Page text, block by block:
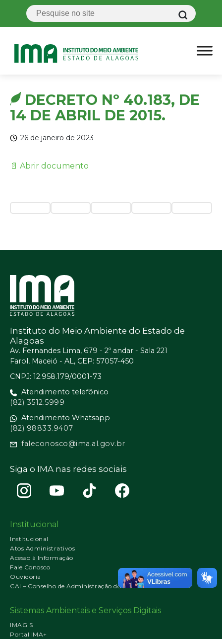
DECRETO Nº 40.183, DE
14 DE ABRIL DE 2015.
26 de janeiro de 2023
📄 Abrir documento
Instituto do Meio Ambiente do Estado de
Alagoas
Av. Fernandes Lima, 679 - 2º andar - Sala 221
Farol, Maceió - AL, CEP: 57057-450
CNPJ: 12.958.179/0001-73
Atendimento telefônico
(82) 3512.5999
Atendimento Whatsapp
(82) 98833.9407
faleconosco@ima.al.gov.br
Siga o IMA nas redes sociais
Institucional
Institucional
Atos Administrativos
Acesso à Informação
Fale Conosco
Ouvidoria
CAI – Conselho de Administração do IMA
Sistemas Ambientais e Serviços Digitais
IMAGIS
Portal IMA+